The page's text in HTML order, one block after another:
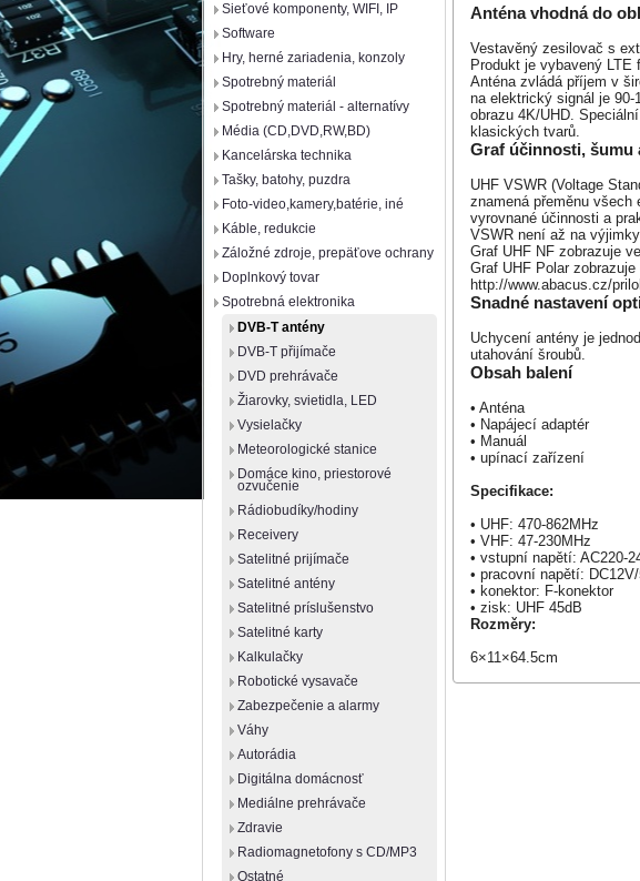
Sieťové komponenty, WIFI, IP
Software
Hry, herné zariadenia, konzoly
Spotrebný materiál
Spotrebný materiál - alternatívy
Média (CD,DVD,RW,BD)
Kancelárska technika
Tašky, batohy, puzdra
Foto-video,kamery,batérie, iné
Káble, redukcie
Záložné zdroje, prepäťove ochrany
Doplnkový tovar
Spotrebná elektronika
DVB-T antény
DVB-T přijímače
DVD prehrávače
Žiarovky, svietidla, LED
Vysielačky
Meteorologické stanice
Domáce kino, priestorové
ozvučenie
Rádiobudíky/hodiny
Receivery
Satelitné prijímače
Satelitné antény
Satelitné príslušenstvo
Satelitné karty
Kalkulačky
Robotické vysavače
Zabezpečenie a alarmy
Váhy
Autorádia
Digitálna domácnosť
Mediálne prehrávače
Zdravie
Radiomagnetofony s CD/MP3
Ostatné
Anténa vhodná do
Vestavěný zesilovač s
Produkt je vybavený
Anténa zvládá příjem v
na elektrický signál je
obrazu 4K/UHD.
klasických tvarů.
Graf účinnosti, šumu
UHF VSWR (Voltage
znamená přeměnu všech
vyrovnané účinnosti a
VSWR není až na
Graf UHF NF zobrazuje
Graf UHF Polar
http://www.abacus.cz/
Snadné nastavení
Uchycení antény je
utahování šroubů.
Obsah balení
• Anténa
• Napájecí adaptér
• Manuál
• upínací zařízení
Specifikace:
• UHF: 470-862MHz
• VHF: 47-230MHz
• vstupní napětí: AC220-
• pracovní napětí:
• konektor: F-konektor
• zisk: UHF 45dB
Rozměry:
6×11×64.5cm